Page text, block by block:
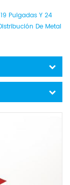
Pulgadas Y 24
De Metal